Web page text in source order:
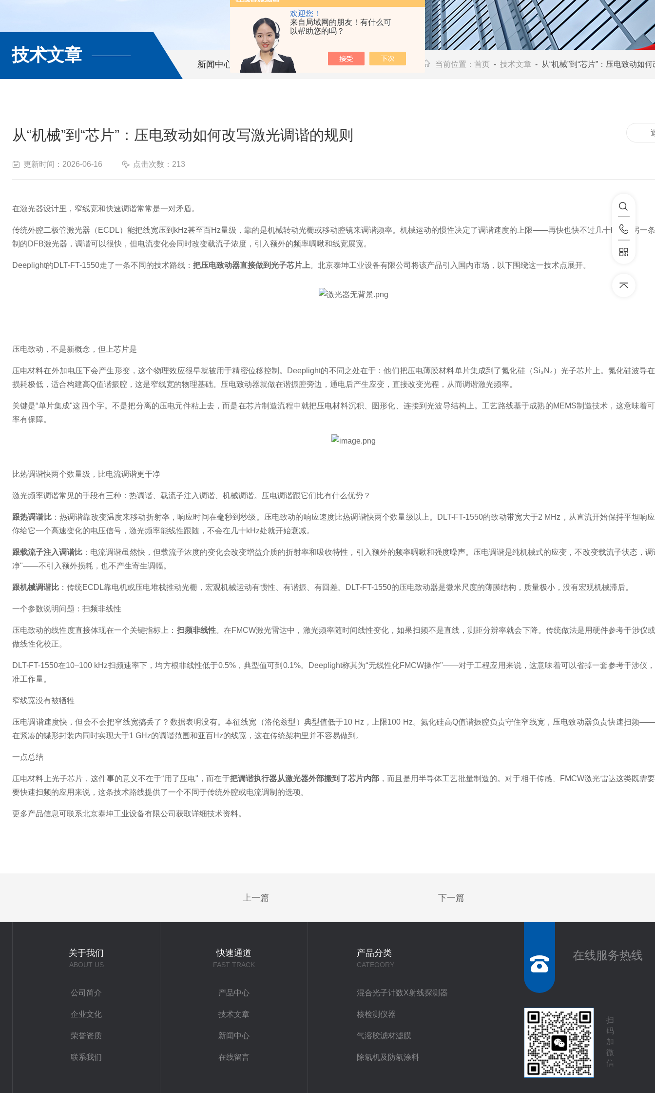
欢迎您！
来自局域网的朋友！有什么可
以帮助您的吗？
技术文章 新闻中心 技术文章 当前位置： 首页 - 技术文章 - 从“机械”到“芯片”：压电致动如何改写激
从“机械”到“芯片”：压电致动如何改写激光调谐的规则
更新时间：2026-06-16 点击次数：213
在激光器设计里，窄线宽和快速调谐常常是一对矛盾。
传统外腔二极管激光器（ECDL）能把线宽压到kHz甚至百Hz量级，靠的是机械转动光栅或移动腔镜来调谐频率。机械运动的惯性决定了调谐速度的上限——再快也快不过几十kHz。另一
制的DFB激光器，调谐可以很快，但电流变化会同时改变载流子浓度，引入额外的频率啁啾和线宽展宽。
Deeplight的DLT-FT-1550走了一条不同的技术路线： 把压电致动器直接做到光子芯片上。北京泰坤工业设备有限公司将该产品引入国内市场，以下围绕这一技术点展开。
压电致动，不是新概念，但上芯片是
压电材料在外加电压下会产生形变，这个物理效应很早就被用于精密位移控制。Deeplight的不同之处在于：他们把压电薄膜材料单片集成到了氮化硅（Si₃N₄）光子芯片上 。氮化硅波导
损耗极低，适合构建高Q值谐振腔，这是窄线宽的物理基础。压电致动器就做在谐振腔旁边，通电后产生应变，直接改变光程，从而调谐激光频率。
关键是“单片集成"这四个字。不是把分离的压电元件粘上去，而是在芯片制造流程中就把压电材料沉积、图形化、连接到光波导结构上 。工艺路线基于成熟的MEMS制造技术 ，这意味着
率有保障。
比热调谐快两个数量级，比电流调谐更干净
激光频率调谐常见的手段有三种：热调谐、载流子注入调谐、机械调谐。压电调谐跟它们比有什么优势？
跟热调谐比：热调谐靠改变温度来移动折射率，响应时间在毫秒到秒级。压电致动的响应速度比热调谐快两个数量级以上 。DLT-FT-1550的致动带宽大于2 MHz，从直流开始保持平坦响应
你给它一个高速变化的电压信号，激光频率能线性跟随，不会在几十kHz处就开始衰减。
跟载流子注入调谐比 ：电流调谐虽然快，但载流子浓度的变化会改变增益介质的折射率和吸收特性，引入额外的频率啁啾和强度噪声。压电调谐是纯机械式的应变，不改变载流子状态，调
净"——不引入额外损耗，也不产生寄生调幅。
跟机械调谐比 ：传统ECDL靠电机或压电堆栈推动光栅，宏观机械运动有惯性、有谐振、有回差。DLT-FT-1550的压电致动器是微米尺度的薄膜结构，质量极小，没有宏观机械滞后。
一个参数说明问题：扫频非线性
压电致动的线性度直接体现在一个关键指标上： 扫频非线性。在FMCW激光雷达中，激光频率随时间线性变化，如果扫频不是直线，测距分辨率就会下降。传统做法是用硬件参考干涉仪
做线性化校正。
DLT-FT-1550在10–100 kHz扫频速率下，均方根非线性低于0.5%，典型值可到0.1%。Deeplight称其为“无线性化FMCW操作"——对于工程应用来说，这意味着可以省掉一套参考干涉仪
准工作量。
窄线宽没有被牺牲
压电调谐速度快，但会不会把窄线宽搞丢了？数据表明没有。本征线宽（洛伦兹型）典型值低于10 Hz，上限100 Hz。氮化硅高Q值谐振腔负责守住窄线宽，压电致动器负责快速扫频
在紧凑的蝶形封装内同时实现大于1 GHz的调谐范围和亚百Hz的线宽，这在传统架构里并不容易做到 。
一点总结
压电材料上光子芯片，这件事的意义不在于“用了压电"，而在于把调谐执行器从激光器外部搬到了芯片内部 ，而且是用半导体工艺批量制造的。对于相干传感、FMCW激光雷达这类既需
要快速扫频的应用来说，这条技术路线提供了一个不同于传统外腔或电流调制的选项。
更多产品信息可联系北京泰坤工业设备有限公司获取详细技术资料。
上一篇 下一篇
关于我们
ABOUT US
公司简介
企业文化
荣誉资质
联系我们
快速通道
FAST TRACK
产品中心
技术文章
新闻中心
在线留言
产品分类
CATEGORY
混合光子计数X射线探测器
核检测仪器
气溶胶滤材滤膜
除氡机及防氡涂料
在线服务热线
扫
码
加
微
信